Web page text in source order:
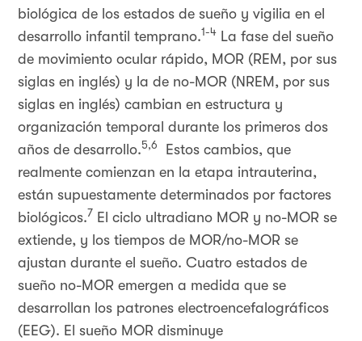
biológica de los estados de sueño y vigilia en el
desarrollo infantil temprano.1-4 La fase del sueño
de movimiento ocular rápido, MOR (REM, por sus
siglas en inglés) y la de no-MOR (NREM, por sus
siglas en inglés) cambian en estructura y
organización temporal durante los primeros dos
años de desarrollo.5,6
Estos cambios, que
realmente comienzan en la etapa intrauterina,
están supuestamente determinados por factores
biológicos.7 El ciclo ultradiano MOR y no-MOR se
extiende, y los tiempos de MOR/no-MOR se
ajustan durante el sueño. Cuatro estados de
sueño no-MOR emergen a medida que se
desarrollan los patrones electroencefalográficos
(EEG). El sueño MOR disminuye